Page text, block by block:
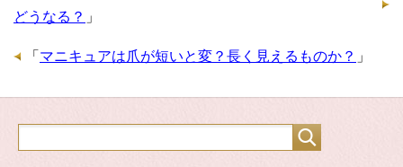
どうなる？ 」
「 マニキュアは爪が短いと変？長く見えるものか？ 」